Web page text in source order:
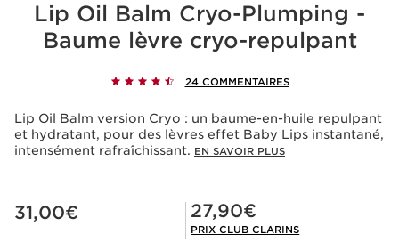
Lip Oil Balm Cryo-Plumping -
Baume lèvre cryo-repulpant
24 COMMENTAIRES
Lip Oil Balm version Cryo : un baume-en-huile repulpant
et hydratant, pour des lèvres effet Baby Lips instantané,
intensément rafraîchissant. EN SAVOIR PLUS
Nouveau prix 31,00€
31,00€ Prix Club Clarins 27,90€
27,90€
PRIX CLUB CLARINS